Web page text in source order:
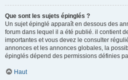
Que sont les sujets épinglés ?
Un sujet épinglé apparaît en dessous des
forum dans lequel il a été publié. il contient
importantes et vous devez le consulter
annonces et les annonces globales, la
épinglés dépend des permissions définies
Haut